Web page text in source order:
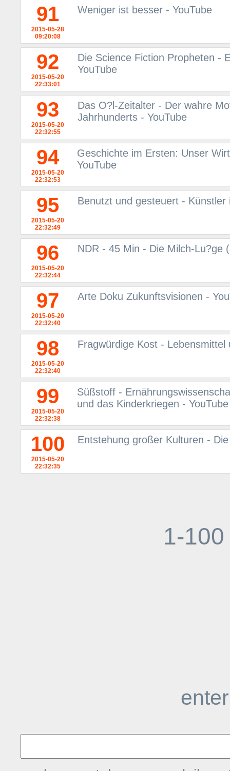
91
2015-05-28
09:20:08
Weniger ist besser - YouTube
92
2015-05-20
22:33:01
Die Science Fiction Propheten -
YouTube
93
2015-05-20
22:32:55
Das O?l-Zeitalter - Der wahre
Jahrhunderts - YouTube
94
2015-05-20
22:32:53
Geschichte im Ersten: Unser
YouTube
95
2015-05-20
22:32:49
Benutzt und gesteuert -
96
2015-05-20
22:32:44
NDR - 45 Min - Die Milch-Lu?ge
97
2015-05-20
22:32:40
Arte Doku Zukunftsvisionen -
98
2015-05-20
22:32:40
Fragwürdige Kost -
99
2015-05-20
22:32:38
Süßstoff -
und das Kinderkriegen - YouTube
100
2015-05-20
22:32:35
Entstehung großer Kulturen -
1-100